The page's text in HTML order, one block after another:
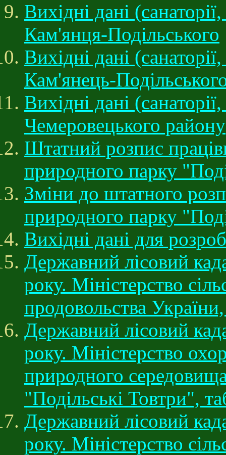
Вихідні дані
Кам'янця-Подільського
Вихідні дані
Кам'янець-
Вихідні дані
Чемеровецького району
Штатний розпис
природного парку
Зміни до штатного
природного парку
Вихідні дані для
Державний лісовий
року. Міністерство
продовольства
Державний лісовий
року. Міністерство
природного
"Подільські Товтри",
Державний лісовий
року. Міністерство